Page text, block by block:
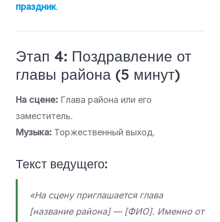
праздник.
Этап 4: Поздравление от
главы района (5 минут)
На сцене: Глава района или его
заместитель.
Музыка: Торжественный выход.
Текст ведущего:
«На сцену приглашается глава
[название района] — [ФИО]. Именно от